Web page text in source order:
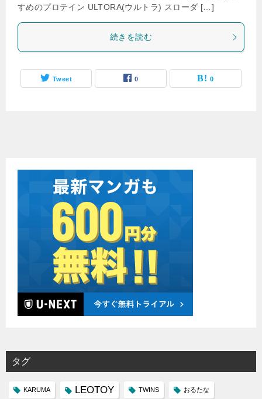
すめのプロテイン ULTORA(ウルトラ) スローダ […]
続きを読む
Tweet 0 0
タグ
KARUMA LEOTOY TWINS おるたな